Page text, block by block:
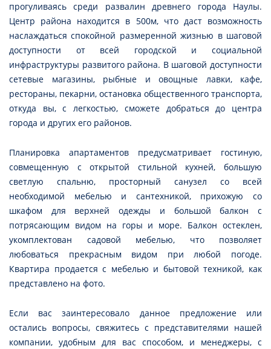
прогуливаясь среди развалин древнего города Наулы.
Центр района находится в 500м, что даст возможность
наслаждаться спокойной размеренной жизнью в шаговой
доступности от всей городской и социальной
инфраструктуры развитого района. В шаговой доступности
сетевые магазины, рыбные и овощные лавки, кафе,
рестораны, пекарни, остановка общественного транспорта,
откуда вы, с легкостью, сможете добраться до центра
города и других его районов.
Планировка апартаментов предусматривает гостиную,
совмещенную с открытой стильной кухней, большую
светлую спальню, просторный санузел со всей
необходимой мебелью и сантехникой, прихожую со
шкафом для верхней одежды и большой балкон с
потрясающим видом на горы и море. Балкон остеклен,
укомплектован садовой мебелью, что позволяет
любоваться прекрасным видом при любой погоде.
Квартира продается с мебелью и бытовой техникой, как
представлено на фото.
Если вас заинтересовало данное предложение или
остались вопросы, свяжитесь с представителями нашей
компании, удобным для вас способом, и менеджеры, с